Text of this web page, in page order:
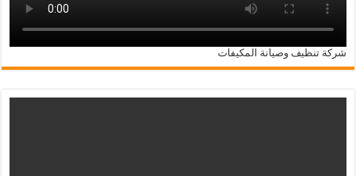
شركة تنظيف وصيانة المكيفات